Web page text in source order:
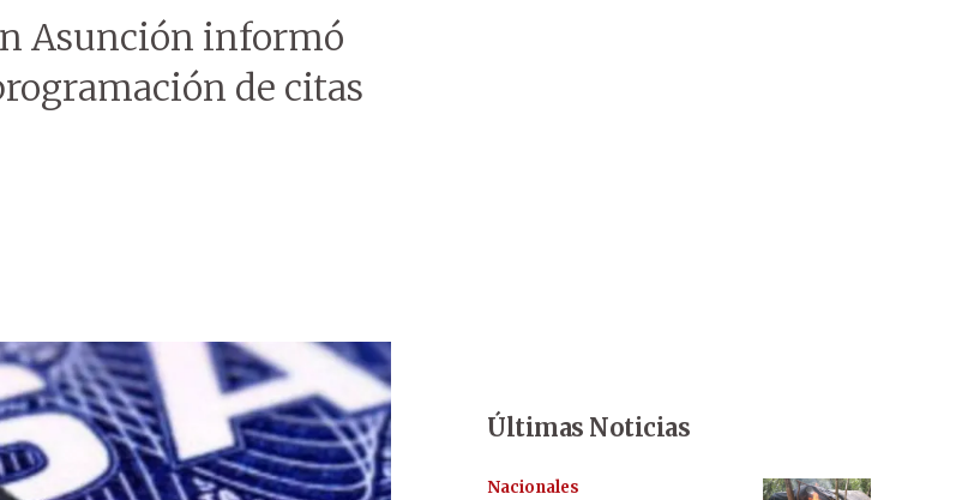
Asunción informó
de citas
Últimas Noticias
Nacionales